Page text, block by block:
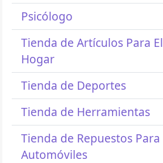
Psicólogo
Tienda de Artículos Para El
Hogar
Tienda de Deportes
Tienda de Herramientas
Tienda de Repuestos Para
Automóviles